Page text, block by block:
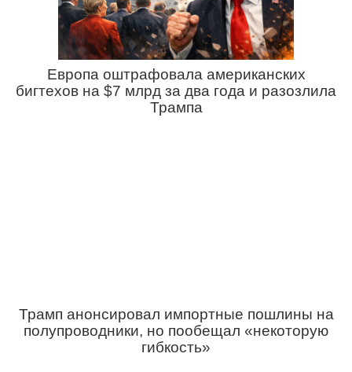
Европа оштрафовала американских
бигтехов на $7 млрд за два года и разозлила
Трампа
Трамп анонсировал импортные пошлины на
полупроводники, но пообещал «некоторую
гибкость»